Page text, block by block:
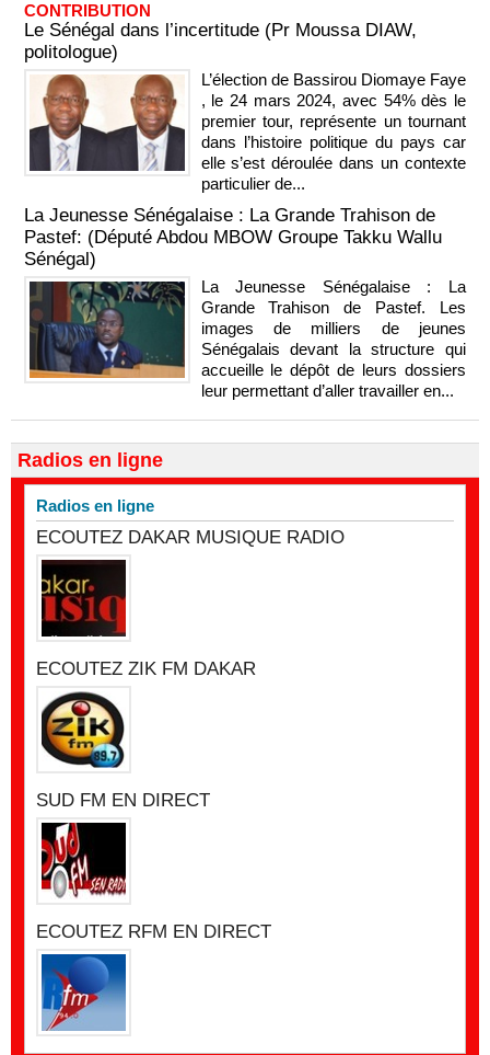
CONTRIBUTION
Le Sénégal dans l’incertitude (Pr Moussa DIAW,
politologue)
L’élection de Bassirou Diomaye Faye
, le 24 mars 2024, avec 54% dès le
premier tour, représente un tournant
dans l’histoire politique du pays car
elle s’est déroulée dans un contexte
particulier de...
La Jeunesse Sénégalaise : La Grande Trahison de
Pastef: (Député Abdou MBOW Groupe Takku Wallu
Sénégal)
La Jeunesse Sénégalaise : La
Grande Trahison de Pastef. Les
images de milliers de jeunes
Sénégalais devant la structure qui
accueille le dépôt de leurs dossiers
leur permettant d’aller travailler en...
Radios en ligne
Radios en ligne
ECOUTEZ DAKAR MUSIQUE RADIO
ECOUTEZ ZIK FM DAKAR
SUD FM EN DIRECT
ECOUTEZ RFM EN DIRECT